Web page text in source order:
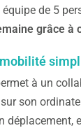
de 5
grâce à
à un
son
déplacement,